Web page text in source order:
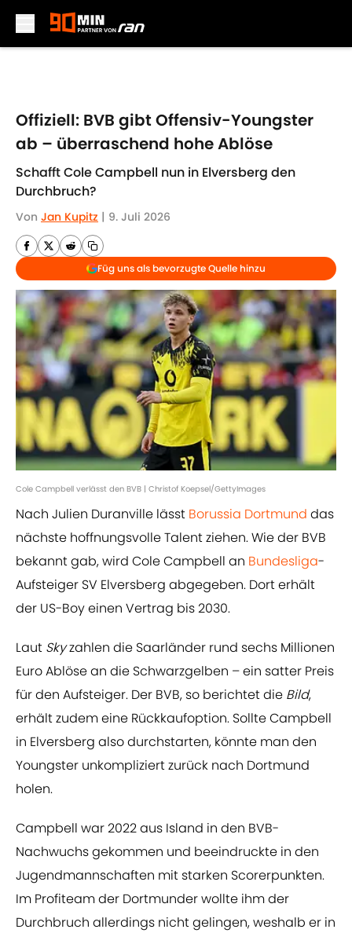
Offiziell: BVB gibt Offensiv-Youngster
ab – überraschend hohe Ablöse
Schafft Cole Campbell nun in Elversberg den
Durchbruch?
Von Jan Kupitz | 9. Juli 2026
Füg uns als bevorzugte Quelle hinzu
Cole Campbell verlässt den BVB | Christof Koepsel/GettyImages
Nach Julien Duranville lässt Borussia Dortmund das
nächste hoffnungsvolle Talent ziehen. Wie der BVB
bekannt gab, wird Cole Campbell an Bundesliga-
Aufsteiger SV Elversberg abgegeben. Dort erhält
der US-Boy einen Vertrag bis 2030.
Laut Skyzahlen die Saarländer rund sechs Millionen
Euro Ablöse an die Schwarzgelben – ein satter Preis
für den Aufsteiger. Der BVB, so berichtet die Bild,
erhält zudem eine Rückkaufoption. Sollte Campbell
in Elversberg also durchstarten, könnte man den
Youngster unkompliziert zurück nach Dortmund
holen.
Campbell war 2022 aus Island in den BVB-
Nachwuchs gekommen und beeindruckte in den
Jugendmannschaften mit starken Scorerpunkten.
Im Profiteam der Dortmunder wollte ihm der
Durchbruch allerdings nicht gelingen, weshalb er in